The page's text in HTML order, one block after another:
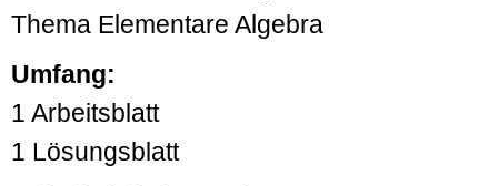
Thema Elementare Algebra
Umfang:
1 Arbeitsblatt
1 Lösungsblatt